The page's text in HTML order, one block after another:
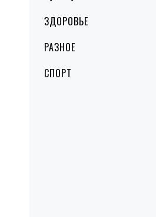
ЗДОРОВЬЕ
РАЗНОЕ
СПОРТ